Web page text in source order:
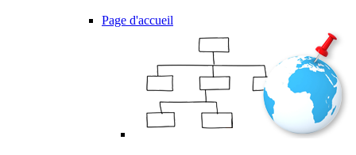
Page d'accueil